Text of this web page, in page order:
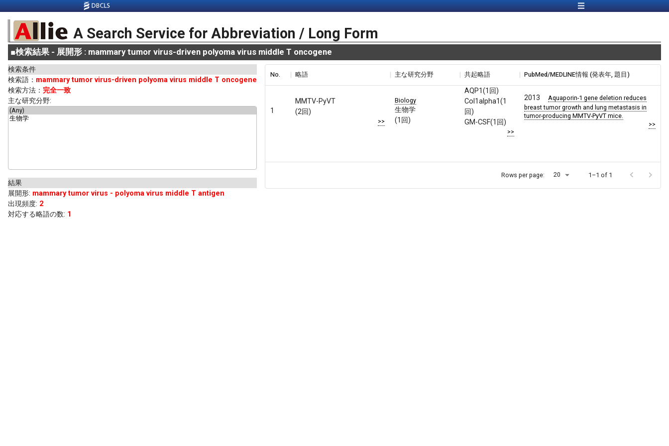
A Search Service for Abbreviation / Long Form
■検索結果 - 展開形 : mammary tumor virus-driven polyoma virus middle T oncogene
検索条件
検索語： mammary tumor virus-driven polyoma virus middle T oncogene
検索方法： 完全一致
主な研究分野:
結果
展開形: mammary tumor virus - polyoma virus middle T antigen
出現頻度: 2
対応する略語の数: 1
No. 略語 主な研究分野 共起略語 PubMed/MEDLINE情報 (発表年, 題目)
1
MMTV-PyVT
(2回)
>>
Biology
生物学
(1回)
AQP1(1回)
Col1alpha1(1
回)
GM-CSF(1回)
>>
2013
Aquaporin-1 gene deletion reduces
breast tumor growth and lung metastasis in
tumor-producing MMTV-PyVT mice.
>>
Rows per page: 20 1–1 of 1